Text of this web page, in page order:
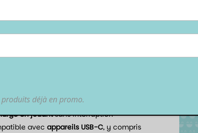
en jouantsans interruption
avecappareils USB-C, y compris
produits déjà en promo.